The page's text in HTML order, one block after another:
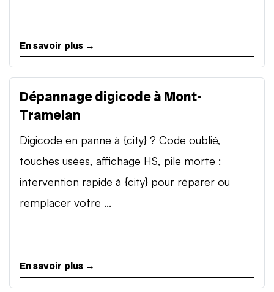
En savoir plus →
Dépannage digicode à Mont-
Tramelan
Digicode en panne à {city} ? Code oublié,
touches usées, affichage HS, pile morte :
intervention rapide à {city} pour réparer ou
remplacer votre ...
En savoir plus →